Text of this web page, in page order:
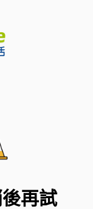
再試